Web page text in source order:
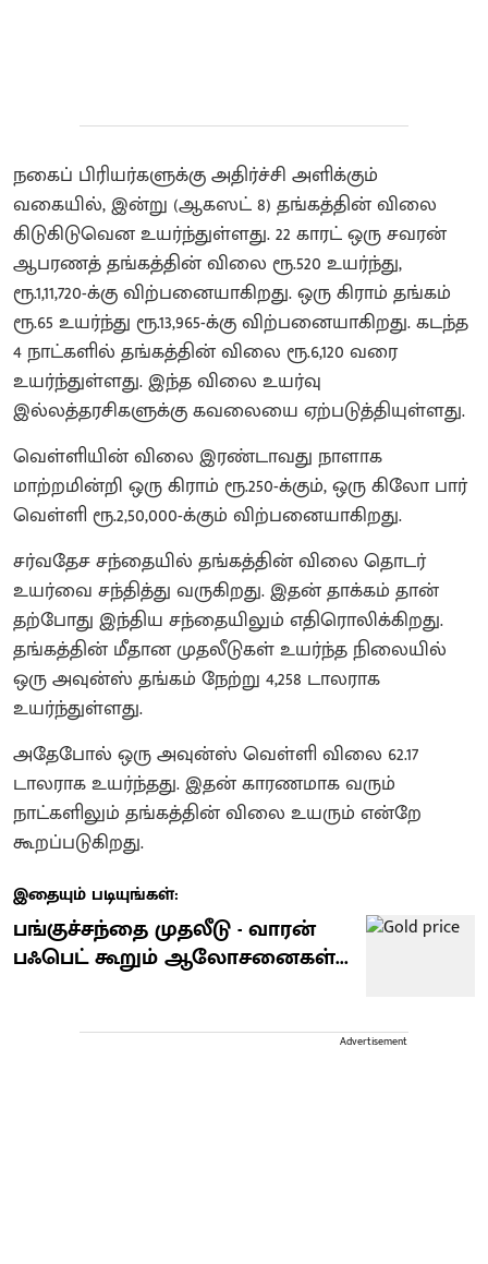
நகைப் பிரியர்களுக்கு அதிர்ச்சி அளிக்கும்
வகையில், இன்று (ஆகஸட் 8) தங்கத்தின் விலை
கிடுகிடுவென உயர்ந்துள்ளது. 22 காரட் ஒரு சவரன்
ஆபரணத் தங்கத்தின் விலை ரூ.520 உயர்ந்து,
ரூ.1,11,720-க்கு விற்பனையாகிறது. ஒரு கிராம் தங்கம்
ரூ.65 உயர்ந்து ரூ.13,965-க்கு விற்பனையாகிறது. கடந்த
4 நாட்களில் தங்கத்தின் விலை ரூ.6,120 வரை
உயர்ந்துள்ளது. இந்த விலை உயர்வு
இல்லத்தரசிகளுக்கு கவலையை ஏற்படுத்தியுள்ளது.
வெள்ளியின் விலை இரண்டாவது நாளாக
மாற்றமின்றி ஒரு கிராம் ரூ.250-க்கும், ஒரு கிலோ பார்
வெள்ளி ரூ.2,50,000-க்கும் விற்பனையாகிறது.
சர்வதேச சந்தையில் தங்கத்தின் விலை தொடர்
உயர்வை சந்தித்து வருகிறது. இதன் தாக்கம் தான்
தற்போது இந்திய சந்தையிலும் எதிரொலிக்கிறது.
தங்கத்தின் மீதான முதலீடுகள் உயர்ந்த நிலையில்
ஒரு அவுன்ஸ் தங்கம் நேற்று 4,258 டாலராக
உயர்ந்துள்ளது.
அதேபோல் ஒரு அவுன்ஸ் வெள்ளி விலை 62.17
டாலராக உயர்ந்தது. இதன் காரணமாக வரும்
நாட்களிலும் தங்கத்தின் விலை உயரும் என்றே
கூறப்படுகிறது.
இதையும் படியுங்கள்:
பங்குச்சந்தை முதலீடு - வாரன்
பஃபெட் கூறும் ஆலோசனைகள்...
Advertisement